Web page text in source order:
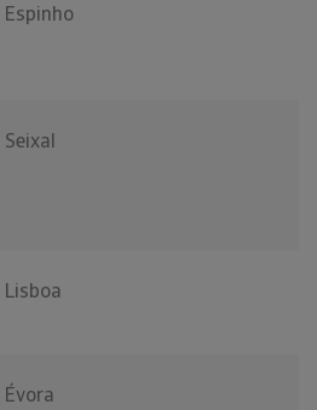
Espinho
Seixal
Lisboa
Évora